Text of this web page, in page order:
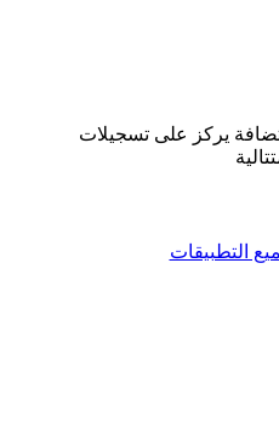
يركز على تسجيلات
التطبيقات